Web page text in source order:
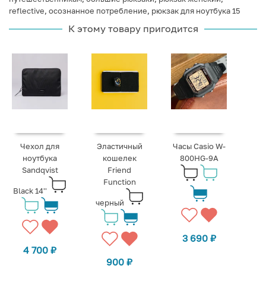
reflective, осознанное потребление, рюкзак для ноутбука 15
К этому товару пригодится
Чехол для
ноутбука
Sandqvist
Black 14''
4 700₽
Эластичный
кошелек
Friend
Function
черный
900₽
Часы Casio W-
800HG-9A
3 690 ₽